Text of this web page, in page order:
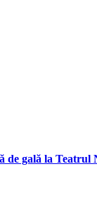
de gală la Teatrul